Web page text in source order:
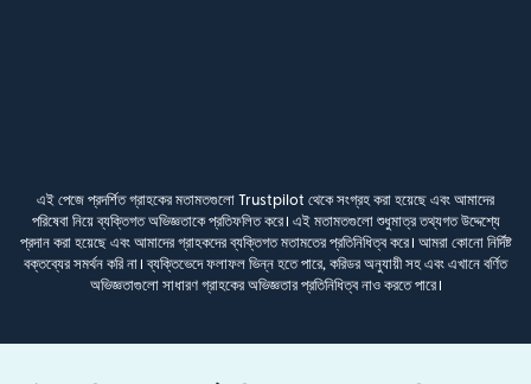
এই পেজে প্রদর্শিত গ্রাহকের মতামতগুলো Trustpilot থেকে সংগ্রহ করা হয়েছে এবং আমাদের
পরিষেবা নিয়ে ব্যক্তিগত অভিজ্ঞতাকে প্রতিফলিত করে। এই মতামতগুলো শুধুমাত্র তথ্যগত উদ্দেশ্যে
প্রদান করা হয়েছে এবং আমাদের গ্রাহকদের ব্যক্তিগত মতামতের প্রতিনিধিত্ব করে। আমরা কোনো নির্দিষ্ট
বক্তব্যের সমর্থন করি না। ব্যক্তিভেদে ফলাফল ভিন্ন হতে পারে, করিডর অনুযায়ী সহ এবং এখানে বর্ণিত
অভিজ্ঞতাগুলো সাধারণ গ্রাহকের অভিজ্ঞতার প্রতিনিধিত্ব নাও করতে পারে।